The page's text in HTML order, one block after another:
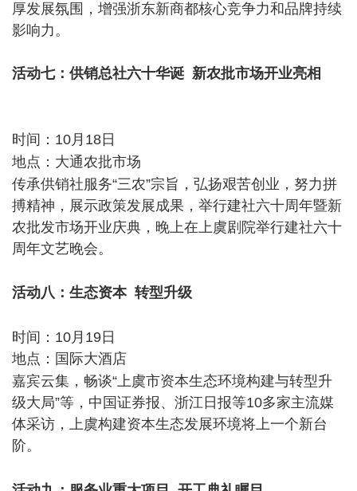
厚发展氛围，增强浙东新商都核心竞争力和品牌持续
影响力。
活动七：供销总社六十华诞 新农批市场开业亮相
时间：10月18日
地点：大通农批市场
传承供销社服务“三农”宗旨，弘扬艰苦创业，努力拼
搏精神，展示政策发展成果，举行建社六十周年暨新
农批发市场开业庆典，晚上在上虞剧院举行建社六十
周年文艺晚会。
活动八：生态资本 转型升级
时间：10月19日
地点：国际大酒店
嘉宾云集，畅谈“上虞市资本生态环境构建与转型升
级大局”等，中国证券报、浙江日报等10多家主流媒
体采访，上虞构建资本生态发展环境将上一个新台
阶。